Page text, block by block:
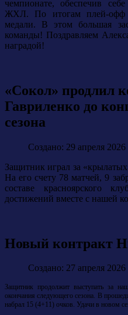
чемпионате, обеспечив
ЖХЛ. По итогам плей-офф
медали. В этом большая
команды! Поздравляем
наградой!
«Сокол» продлил
Гавриленко до
сезона
Создано: 29 апреля 2026
Защитник играл за
На его счету 78 матчей, 9
составе красноярского
достижений вместе с нашей
Новый контракт
Создано: 27 апреля 2026
Защитник продолжит выступать за
окончания следующего сезона. В
набрал 15 (4+11) очков. Удачи в новом